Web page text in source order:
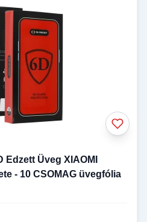
Edzett Üveg XIAOMI
- 10 CSOMAG üvegfólia